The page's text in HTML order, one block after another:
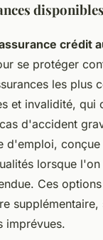
crédit
se protéger
les plus
et invalidité, qui
d'accident
d'emploi,
lorsque
Ces
imprévues.